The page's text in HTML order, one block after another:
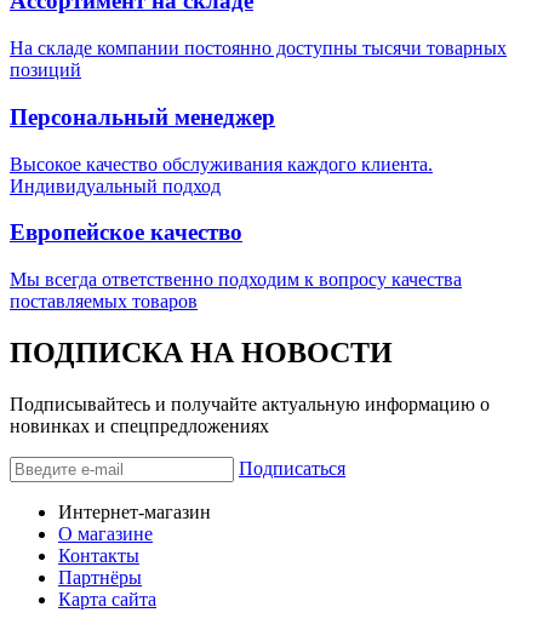
На складе компании постоянно доступны тысячи товарных
позиций
Персональный менеджер
Высокое качество обслуживания каждого клиента.
Индивидуальный подход
Европейское качество
Мы всегда ответственно подходим к вопросу качества
поставляемых товаров
ПОДПИСКА НА НОВОСТИ
Подписывайтесь и получайте актуальную информацию о
новинках и спецпредложениях
Подписаться
Интернет-магазин
О магазине
Контакты
Партнёры
Карта сайта